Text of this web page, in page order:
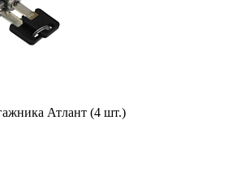
Атлант (4 шт.)